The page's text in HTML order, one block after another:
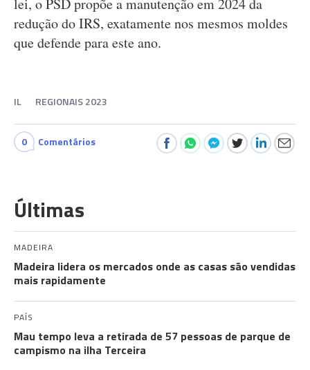
lei, o PSD propõe a manutenção em 2024 da
redução do IRS, exatamente nos mesmos moldes
que defende para este ano.
IL REGIONAIS 2023
0 Comentários
Últimas
MADEIRA
Madeira lidera os mercados onde as casas são vendidas
mais rapidamente
PAÍS
Mau tempo leva a retirada de 57 pessoas de parque de
campismo na ilha Terceira